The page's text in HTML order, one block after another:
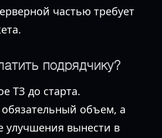
частью требует
подрядчику?
ТЗ до старта.
объем, а
улучшения вынести в